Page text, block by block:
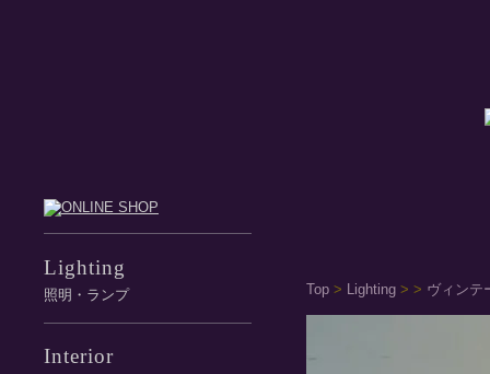
Top > Lighting > > ヴィンテ
Lighting
照明・ランプ
Interior